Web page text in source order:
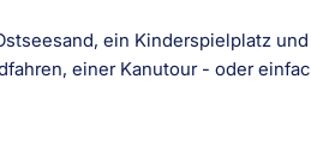
ein Kinderspielplatz
einer Kanutour - oder